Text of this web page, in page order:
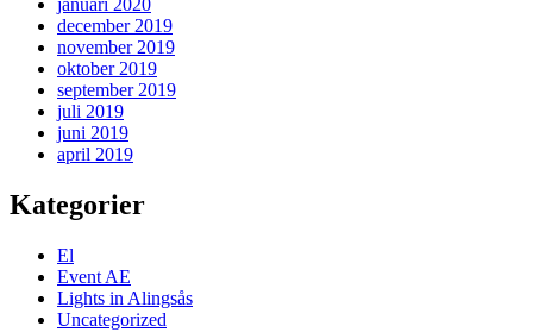
januari 2020
december 2019
november 2019
oktober 2019
september 2019
juli 2019
juni 2019
april 2019
Kategorier
El
Event AE
Lights in Alingsås
Uncategorized